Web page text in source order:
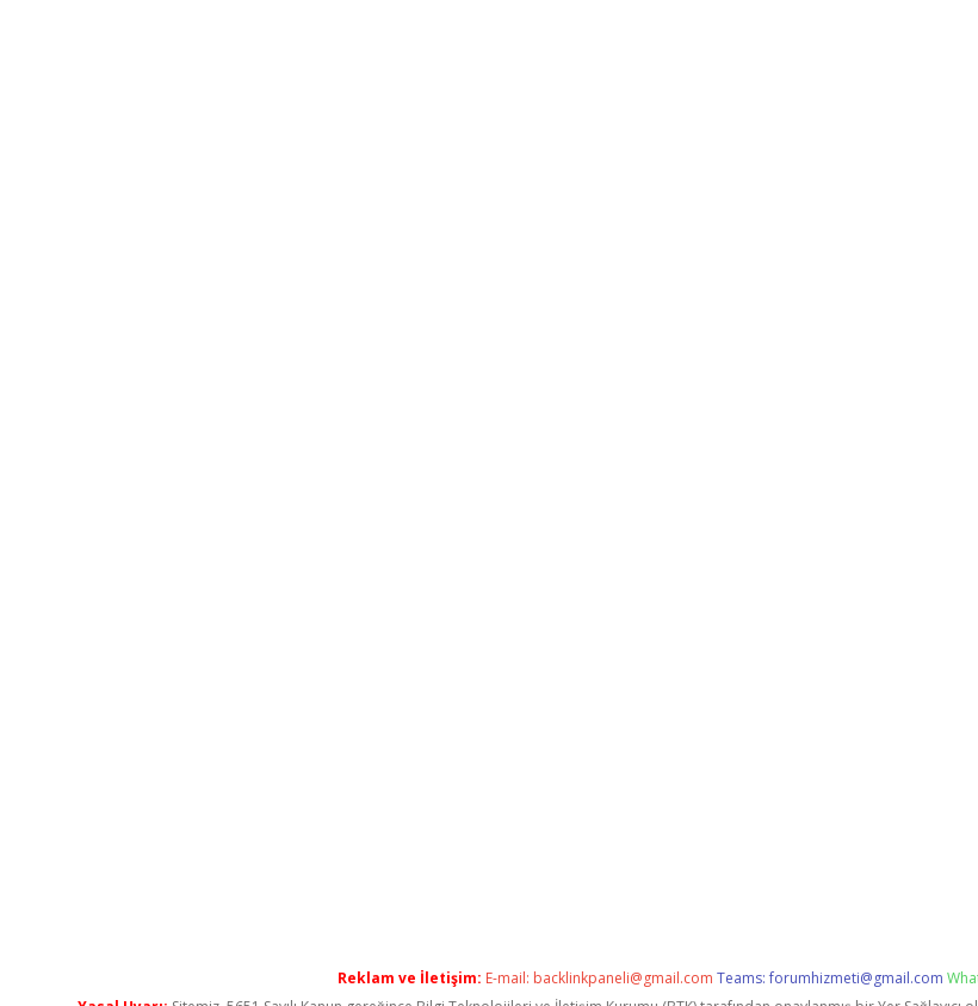
Reklam ve İletişim: E-mail: backlinkpaneli@gmail.com Teams:forumhizmeti@gmail.com